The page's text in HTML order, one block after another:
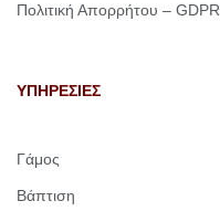
Πολιτική Απορρήτου – GDPR
ΥΠΗΡΕΣΙΕΣ
Γάμος
Βάπτιση